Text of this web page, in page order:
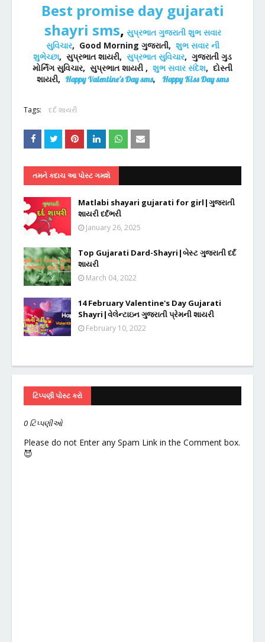
Best promise day gujarati
shayri sms, સુપ્રભાત ગુજરાતી શુભ સવાર
સુવિચાર, Good Morning ગુજરાતી, શુભ સવાર ની
શુભેચ્છા, સુપ્રભાત શાયરી, સુપ્રભાત સુવિચાર, ગુજરાતી ગુડ
મોર્નિંગ સુવિચાર, સુપ્રભાત શાયરી , શુભ સવાર સંદેશ, દોસ્તી
શાયરી, Happy Valentine's Day sms, Happy Kiss Day sms
Tags: દર્દ શાયરી
તમને કદાચ આ પોસ્ટ ગમશે
Matlabi shayari gujarati for girl|ગુજરાતી
શાયરી દર્દભરી
January 26, 2025
Top Gujarati Dard-Shayri|બેસ્ટ ગુજરાતી દર્દ
શાયરી
March 04, 2022
14 February Valentine's Day Gujarati
Shayri|વેલેન્ટાઇન ગુજરાતી પ્રેમની શાયરી
February 10, 2022
ટિપ્પણી પોસ્ટ કરો
0 ટિપ્પણીઓ
Please do not Enter any Spam Link in the Comment box.
😈